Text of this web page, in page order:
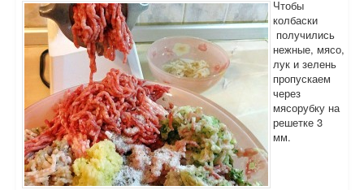
Чтобы
колбаски
получились
нежные, мясо,
лук и зелень
пропускаем
через
мясорубку на
решетке 3
мм.